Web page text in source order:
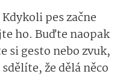
Kdykoli pes začne
ho. Buďte naopak
si gesto nebo zvuk,
že dělá něco